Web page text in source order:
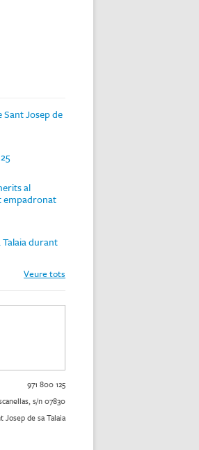
Josep de
al
empadronat
Talaia durant
Veure tots
971 800 125
s/n 07830
Josep de sa Talaia